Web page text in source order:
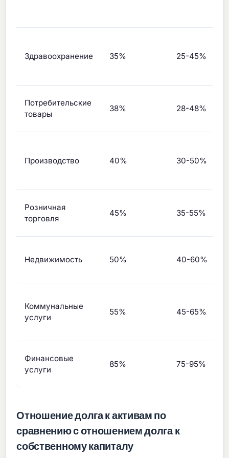
Здравоохранение 35% 25-45%
Потребительские
товары
38% 28-48%
Производство 40% 30-50%
Розничная
торговля
45% 35-55%
Недвижимость 50% 40-60%
Коммунальные
услуги
55% 45-65%
Финансовые
услуги
85% 75-95%
Отношение долга к активам по
сравнению с отношением долга к
собственному капиталу